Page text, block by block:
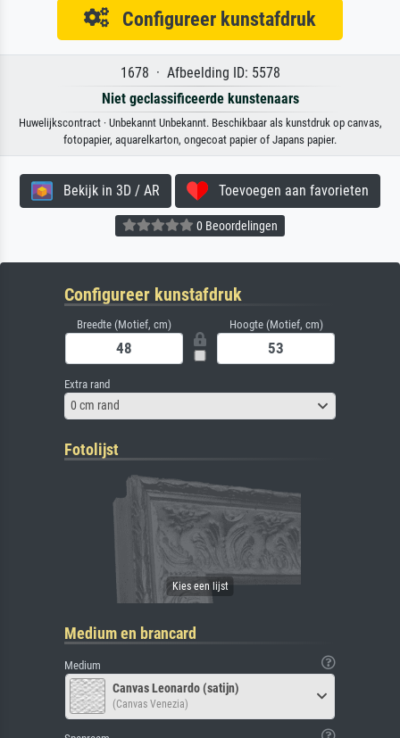
Configureer kunstafdruk
1678 · Afbeelding ID: 5578
Niet geclassificeerde kunstenaars
Huwelijkscontract · Unbekannt Unbekannt. Beschikbaar als kunstdruk op canvas,
fotopapier, aquarelkarton, ongecoat papier of Japans papier.
Bekijk in 3D / AR Toevoegen aan favorieten
0 Beoordelingen
Configureer kunstafdruk
Breedte (Motief, cm) Hoogte (Motief, cm)
Extra rand
0 cm rand
Fotolijst
Medium en brancard
Medium
Canvas Leonardo (satijn)
(Canvas Venezia)